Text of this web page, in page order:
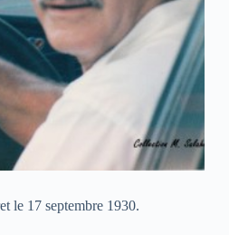
le 17 septembre 1930.